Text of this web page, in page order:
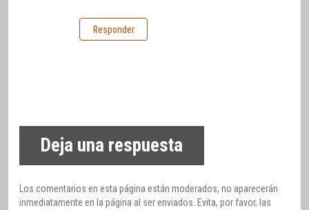
Responder
Deja una respuesta
Los comentarios en esta página están moderados, no aparecerán
inmediatamente en la página al ser enviados. Evita, por favor, las